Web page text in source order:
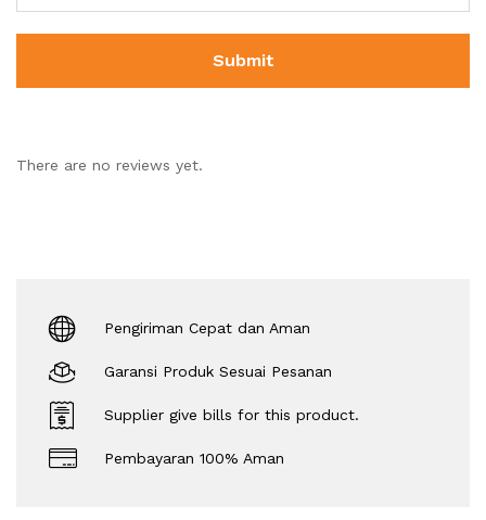
There are no reviews yet.
Pengiriman Cepat dan Aman
Garansi Produk Sesuai Pesanan
Supplier give bills for this product.
Pembayaran 100% Aman